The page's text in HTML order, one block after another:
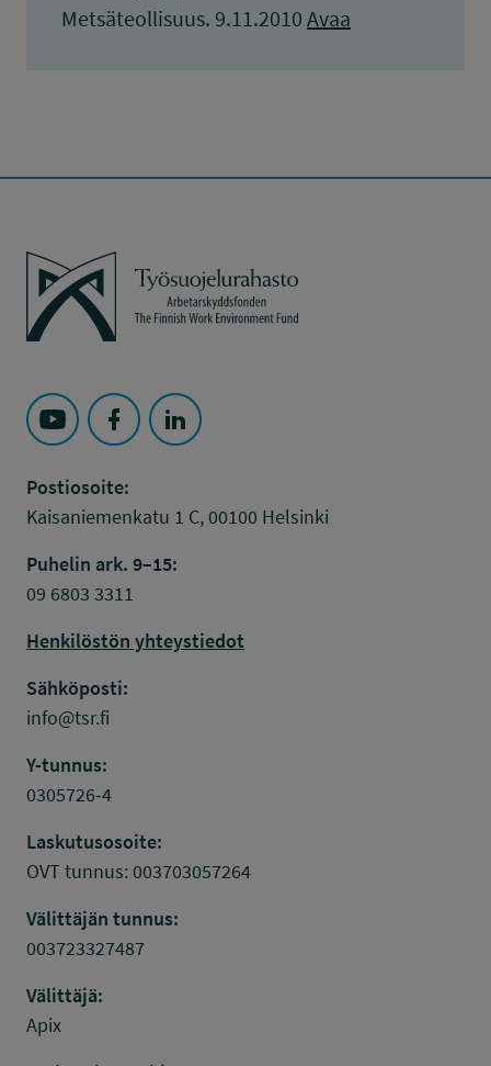
Metsäteollisuus. 9.11.2010 Avaa
Työsuojelurahasto
Seuraa Työsuojelurahasto kohteessa: YouTube
Seuraa Työsuojelurahasto kohteessa:
Seuraa Työsuojelurahasto kohteessa:
Postiosoite:
Kaisaniemenkatu 1 C, 00100 Helsinki
Puhelin ark. 9–15:
09 6803 3311
Henkilöstön yhteystiedot
Sähköposti:
info@tsr.fi
Y-tunnus:
0305726-4
Laskutusosoite:
OVT tunnus: 003703057264
Välittäjän tunnus:
003723327487
Välittäjä:
Apix